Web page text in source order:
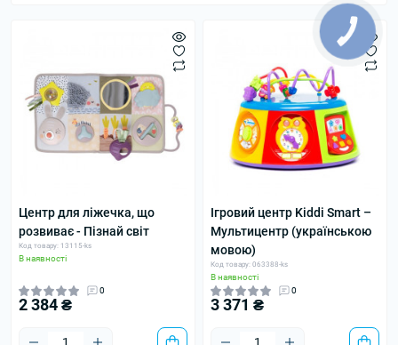
Центр для ліжечка, що
розвиває - Пізнай світ
Код товару: 13115-ks
В наявності
0
2 384 ₴
Ігровий центр Kiddi Smart –
Мультицентр (українською
мовою)
Код товару: 063388-ks
В наявності
0
3 371 ₴
КНОПКА
ЗВ'ЯЗКУ